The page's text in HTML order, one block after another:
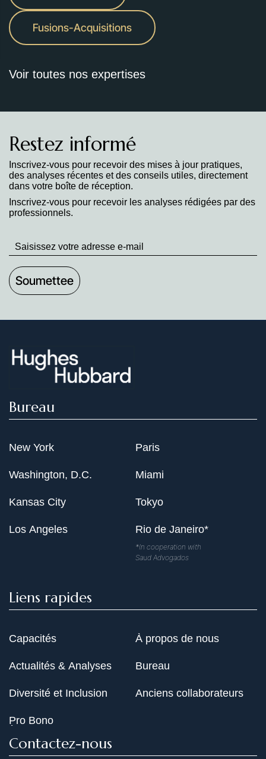
Fusions-Acquisitions
Voir toutes nos expertises
Restez informé
Inscrivez-vous pour recevoir des mises à jour pratiques,
des analyses récentes et des conseils utiles, directement
dans votre boîte de réception.
Inscrivez-vous pour recevoir les analyses rédigées par des
professionnels.
Stay
up
to
Date
Bureau
New York
Washington, D.C.
Kansas City
Los Angeles
Paris
Miami
Tokyo
Rio de Janeiro*
*In cooperation with
Saud Advogados
Liens rapides
Capacités
Actualités & Analyses
Diversité et Inclusion
Pro Bono
À propos de nous
Bureau
Anciens collaborateurs
Contactez-nous